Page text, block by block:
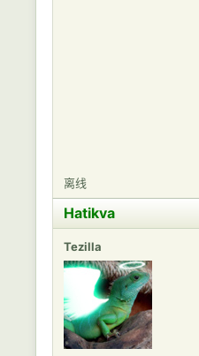
离线
Hatikva
Tezilla